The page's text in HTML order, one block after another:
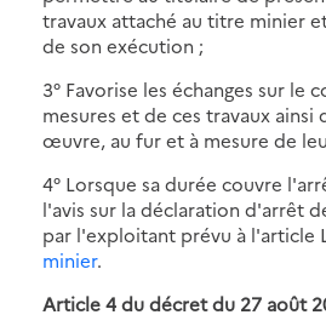
travaux attaché au titre minier
de son exécution ;
3° Favorise les échanges sur le
mesures et de ces travaux ainsi
œuvre, au fur et à mesure de
4° Lorsque sa durée couvre
l'avis sur la déclaration d'arrêt
par l'exploitant prévu à l'article
minier.
Article 4 du décret du 27 août